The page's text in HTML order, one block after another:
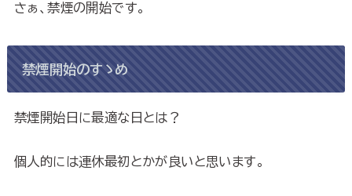
さぁ、禁煙の開始です。
禁煙開始のすゝめ
禁煙開始日に最適な日とは？
個人的には連休最初とかが良いと思います。